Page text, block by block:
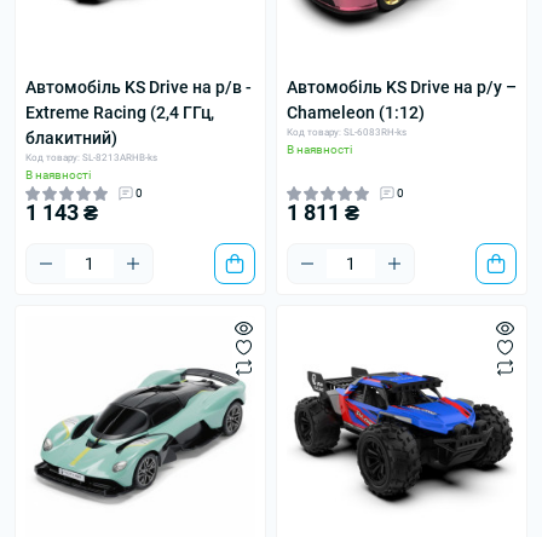
Автомобіль KS Drive на р/в -
Extreme Racing (2,4 ГГц,
блакитний)
Код товару: SL-8213ARHB-ks
В наявності
0
1 143 ₴
Автомобіль KS Drive на р/у –
Chameleon (1:12)
Код товару: SL-6083RH-ks
В наявності
0
1 811 ₴